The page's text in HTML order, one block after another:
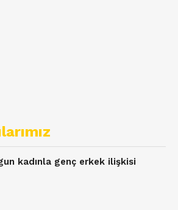
kadınla genç erkek ilişkisi